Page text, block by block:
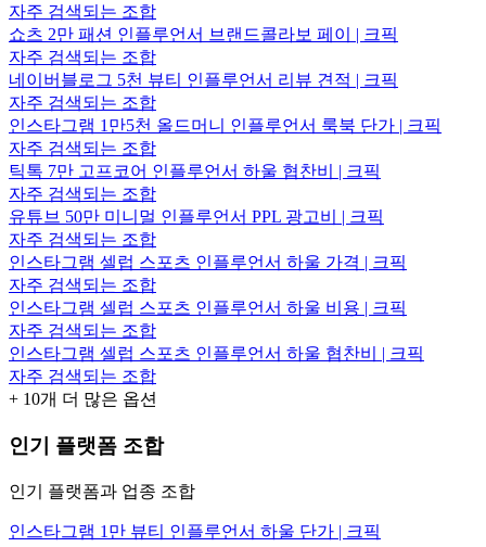
자주 검색되는 조합
쇼츠 2만 패션 인플루언서 브랜드콜라보 페이 | 크픽
자주 검색되는 조합
네이버블로그 5천 뷰티 인플루언서 리뷰 견적 | 크픽
자주 검색되는 조합
인스타그램 1만5천 올드머니 인플루언서 룩북 단가 | 크픽
자주 검색되는 조합
틱톡 7만 고프코어 인플루언서 하울 협찬비 | 크픽
자주 검색되는 조합
유튜브 50만 미니멀 인플루언서 PPL 광고비 | 크픽
자주 검색되는 조합
인스타그램 셀럽 스포츠 인플루언서 하울 가격 | 크픽
자주 검색되는 조합
인스타그램 셀럽 스포츠 인플루언서 하울 비용 | 크픽
자주 검색되는 조합
인스타그램 셀럽 스포츠 인플루언서 하울 협찬비 | 크픽
자주 검색되는 조합
+ 10개 더 많은 옵션
인기 플랫폼 조합
인기 플랫폼과 업종 조합
인스타그램 1만 뷰티 인플루언서 하울 단가 | 크픽